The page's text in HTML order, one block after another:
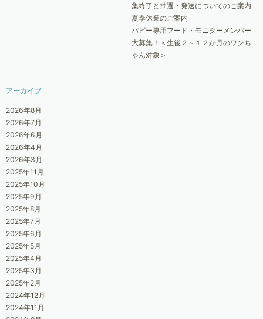
集終了と抽選・発送についてのご案内
夏季休業のご案内
パピー専用フード・モニターメンバー
大募集！＜生後２～１２か月のワンち
ゃん対象＞
アーカイブ
2026年8月
2026年7月
2026年6月
2026年4月
2026年3月
2025年11月
2025年10月
2025年9月
2025年8月
2025年7月
2025年6月
2025年5月
2025年4月
2025年3月
2025年2月
2024年12月
2024年11月